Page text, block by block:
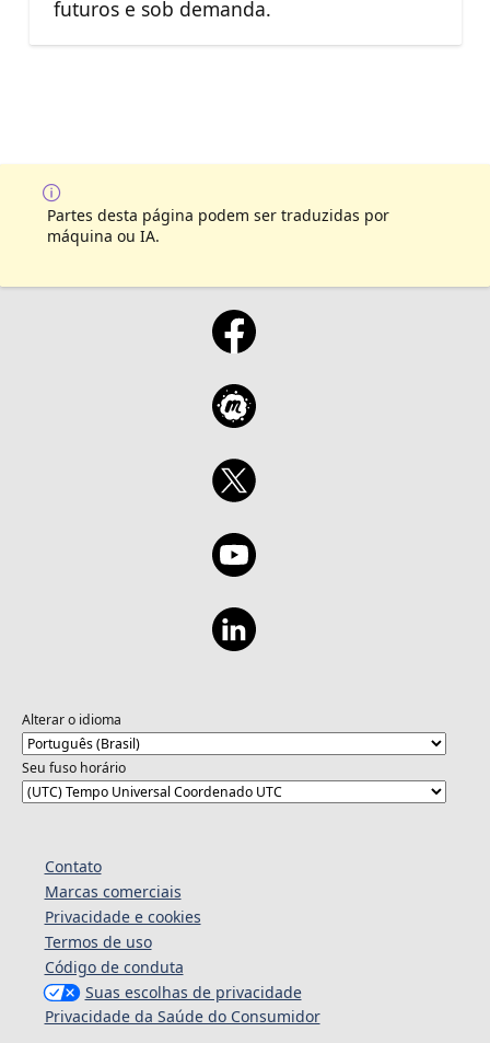
futuros e sob demanda.
Partes desta página podem ser traduzidas por
máquina ou IA.
Alterar o idioma
Seu fuso horário
Contato
Marcas comerciais
Privacidade e cookies
Termos de uso
Código de conduta
Suas escolhas de privacidade
Privacidade da Saúde do Consumidor